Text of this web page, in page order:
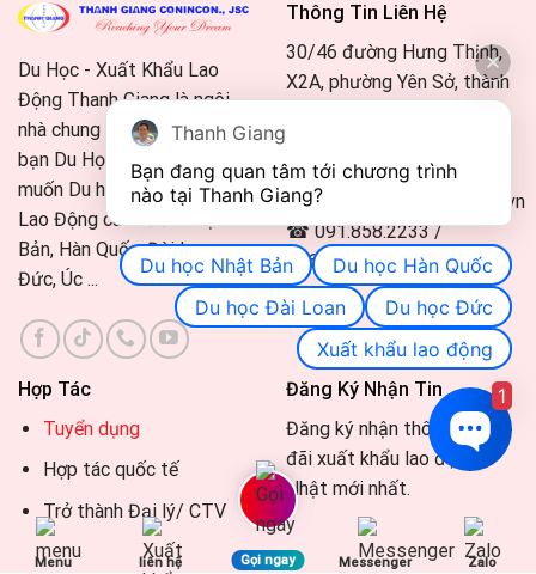
Du Học - Xuất Khẩu Lao
Động Thanh Giang là ngôi
nhà chung của tất cả các
bạn Du Học Sinh, Lao Động
muốn Du học - Xuất Khẩu
Lao Động các nước Nhật
Bản, Hàn Quốc, Đài Loan,
Đức, Úc ...
Thông Tin Liên Hệ
30/46 đường Hưng Thịnh,
X2A, phường Yên Sở, thành
aoikawa@thanhgiang.com.vn
☎ 091.858.2233 /
096.450.2233 (Zalo)
Hợp Tác
Tuyển dụng
Hợp tác quốc tế
Trở thành Đại lý/ CTV
Đăng Ký Nhận Tin
Đăng ký nhận thông tin, ưu
đãi xuất khẩu lao động
Nhật mới nhất.
Menu liên hệ Gọi ngay Messenger Zalo
Thanh Giang
Bạn đang quan tâm tới chương trình
nào tại Thanh Giang?
Du học Nhật Bản
Du học Hàn Quốc
Du học Đài Loan
Du học Đức
Xuất khẩu lao động
1